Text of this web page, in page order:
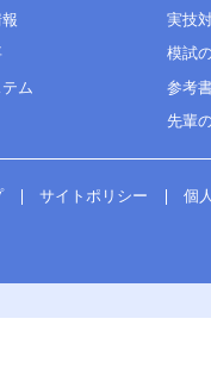
ム
実技
模試
参考
先輩
サイトポリシー 個